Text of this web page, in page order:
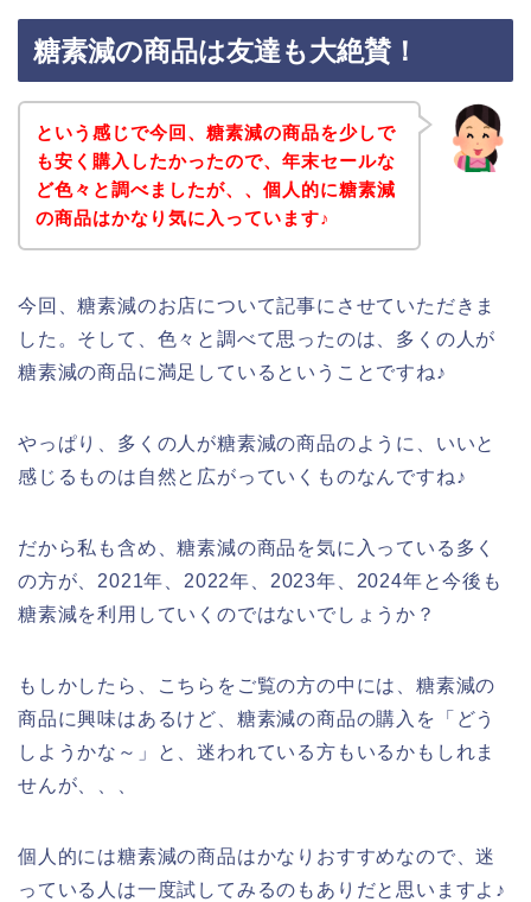
糖素減の商品は友達も大絶賛！
という感じで今回、糖素減の商品を少しで
も安く購入したかったので、年末セールな
ど色々と調べましたが、、個人的に糖素減
の商品はかなり気に入っています♪
今回、糖素減のお店について記事にさせていただきま
した。そして、色々と調べて思ったのは、多くの人が
糖素減の商品に満足しているということですね♪
やっぱり、多くの人が糖素減の商品のように、いいと
感じるものは自然と広がっていくものなんですね♪
だから私も含め、糖素減の商品を気に入っている多く
の方が、2021年、2022年、2023年、2024年と今後も
糖素減を利用していくのではないでしょうか？
もしかしたら、こちらをご覧の方の中には、糖素減の
商品に興味はあるけど、糖素減の商品の購入を「どう
しようかな～」と、迷われている方もいるかもしれま
せんが、、、
個人的には糖素減の商品はかなりおすすめなので、迷
っている人は一度試してみるのもありだと思いますよ♪